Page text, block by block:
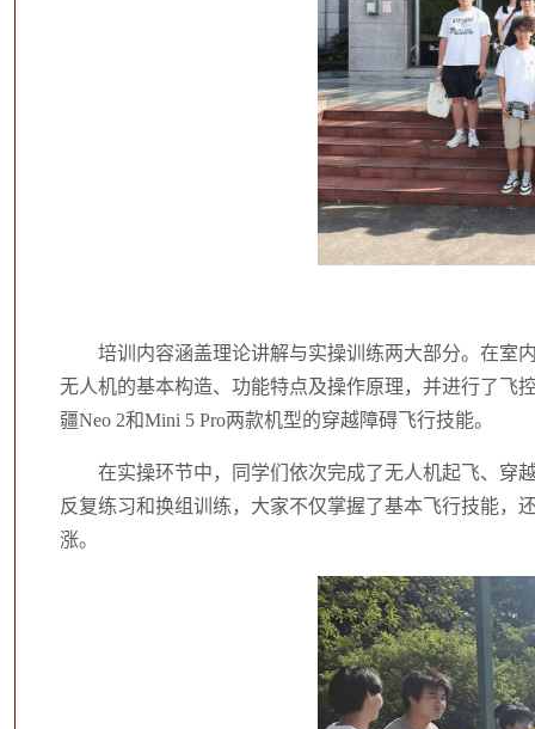
培训内容涵盖理论讲解与实操训练两大部分。在室
无人机的基本构造、功能特点及操作原理，并进行了飞
疆Neo 2和Mini 5 Pro两款机型的穿越障碍飞行技能。
在实操环节中，同学们依次完成了无人机起飞、穿
反复练习和换组训练，大家不仅掌握了基本飞行技能，
涨。